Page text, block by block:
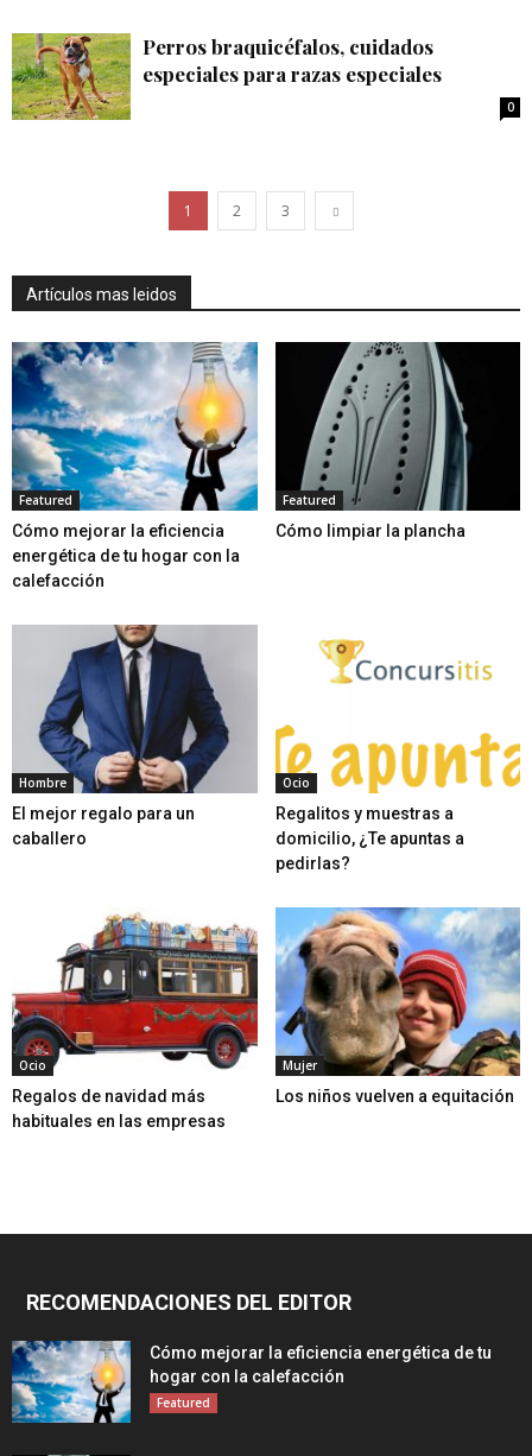
Perros braquicéfalos, cuidados
especiales para razas especiales
0
1 2 3
Artículos mas leidos
Featured
Cómo mejorar la eficiencia
energética de tu hogar con la
calefacción
Featured
Cómo limpiar la plancha
Hombre
El mejor regalo para un
caballero
Ocio
Regalitos y muestras a
domicilio, ¿Te apuntas a
pedirlas?
Ocio
Regalos de navidad más
habituales en las empresas
Mujer
Los niños vuelven a equitación
RECOMENDACIONES DEL EDITOR
Cómo mejorar la eficiencia energética de tu
hogar con la calefacción
Featured